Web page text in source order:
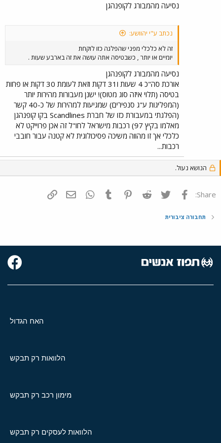
נסיעה מהמבורג לקופנהגן
נכתב ע"י יהוושע:
זה לא כלכלי מפני שהפלגה כזו לוקחת
יומיים או יותר , כשבטיסה אתה עושה את זה בארבע שעות .
נסיעה מהמבורג לקופנהגן
אורכת סה"כ 4 שעות ו31 דקות וזאת לעומת 30 דקות או פחות
בטיסה (תלוי איזה סוג מטוס)! ישנן מעבורות מהירות יותר
(המפליגות ע"ג סנפירים) שמגיעות למהירות של כ-40 קשר
(הפלגתי במעבורת כזו של חברת Scandlines בקו קופנהגן
מאלמו בקיץ 97) רכבות מישראל לחו"ל זה אכן פרוייקט לא
כלכלי אך זו מהווה משיכה פסיכולוגית לא קטנה עבור חובבי
רכבות...
הנושא נעול.
Share: פייסבוק Twitter
Reddit
Pinterest
Tumblr
WhatsAppדואר אלקטרוני
תחבורה ציבורית
האח הגדול
הלוואות רק תבקש
מימון רכב רק תבקש
הלוואות לעסקים רק תבקש